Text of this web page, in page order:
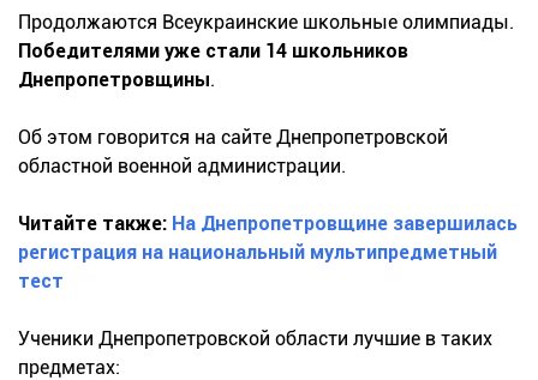
Продолжаются Всеукраинские школьные олимпиады.
Победителями уже стали 14 школьников
Днепропетровщины.
Об этом говорится на сайте Днепропетровской
областной военной администрации.
Читайте также: На Днепропетровщине завершилась
регистрация на национальный мультипредметный
тест
Ученики Днепропетровской области лучшие в таких
предметах: